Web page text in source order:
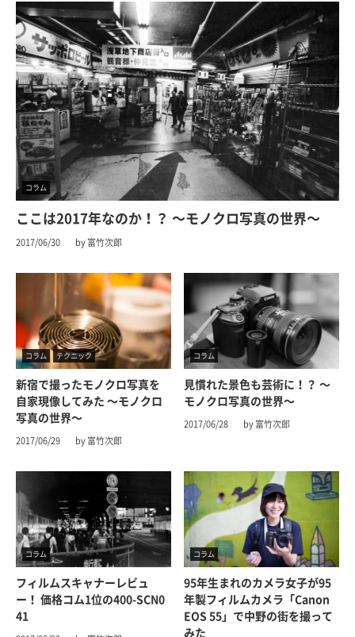
コラム
ここは2017年なのか！？ 〜モノクロ写真の世界〜
2017/06/30 by 富竹次郎
コラム テクニック
新宿で撮ったモノクロ写真を
自家現像してみた 〜モノクロ
写真の世界〜
2017/06/29 by 富竹次郎
コラム
見慣れた景色も芸術に！？ 〜
モノクロ写真の世界〜
2017/06/28 by 富竹次郎
コラム
フィルムスキャナーレビュ
ー！ 価格コム1位の400-SCN0
41
コラム
95年生まれのカメラ女子が95
年製フィルムカメラ「Canon
EOS 55」で中野の街を撮って
みた